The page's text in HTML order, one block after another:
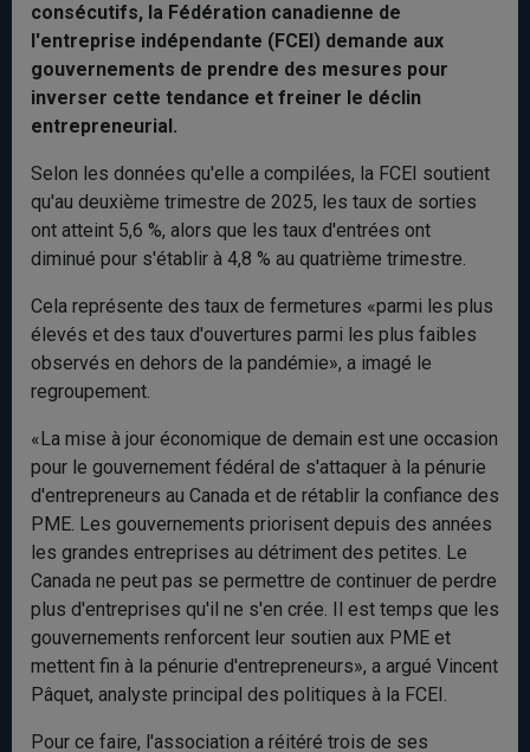
consécutifs, la Fédération canadienne de
l'entreprise indépendante (FCEI) demande aux
gouvernements de prendre des mesures pour
inverser cette tendance et freiner le déclin
entrepreneurial.
Selon les données qu'elle a compilées, la FCEI soutient
qu'au deuxième trimestre de 2025, les taux de sorties
ont atteint 5,6 %, alors que les taux d'entrées ont
diminué pour s'établir à 4,8 % au quatrième trimestre.
Cela représente des taux de fermetures «parmi les plus
élevés et des taux d'ouvertures parmi les plus faibles
observés en dehors de la pandémie», a imagé le
regroupement.
«La mise à jour économique de demain est une occasion
pour le gouvernement fédéral de s'attaquer à la pénurie
d'entrepreneurs au Canada et de rétablir la confiance des
PME. Les gouvernements priorisent depuis des années
les grandes entreprises au détriment des petites. Le
Canada ne peut pas se permettre de continuer de perdre
plus d'entreprises qu'il ne s'en crée. Il est temps que les
gouvernements renforcent leur soutien aux PME et
mettent fin à la pénurie d'entrepreneurs», a argué Vincent
Pâquet, analyste principal des politiques à la FCEI.
Pour ce faire, l'association a réitéré trois de ses